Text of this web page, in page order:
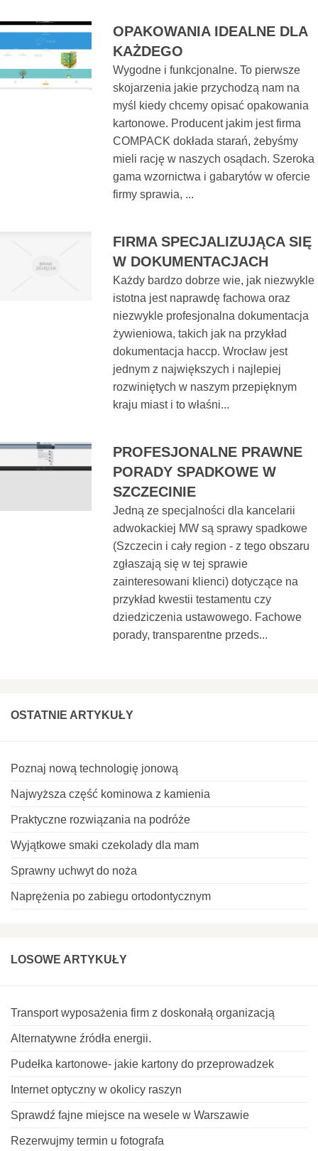
OPAKOWANIA IDEALNE DLA
KAŻDEGO
Wygodne i funkcjonalne. To pierwsze
skojarzenia jakie przychodzą nam na
myśl kiedy chcemy opisać opakowania
kartonowe. Producent jakim jest firma
COMPACK dokłada starań, żebyśmy
mieli rację w naszych osądach. Szeroka
gama wzornictwa i gabarytów w ofercie
firmy sprawia, ...
FIRMA SPECJALIZUJĄCA SIĘ
W DOKUMENTACJACH
Każdy bardzo dobrze wie, jak niezwykle
istotna jest naprawdę fachowa oraz
niezwykle profesjonalna dokumentacja
żywieniowa, takich jak na przykład
dokumentacja haccp. Wrocław jest
jednym z największych i najlepiej
rozwiniętych w naszym przepięknym
kraju miast i to właśni...
PROFESJONALNE PRAWNE
PORADY SPADKOWE W
SZCZECINIE
Jedną ze specjalności dla kancelarii
adwokackiej MW są sprawy spadkowe
(Szczecin i cały region - z tego obszaru
zgłaszają się w tej sprawie
zainteresowani klienci) dotyczące na
przykład kwestii testamentu czy
dziedziczenia ustawowego. Fachowe
porady, transparentne przeds...
OSTATNIE ARTYKUŁY
Poznaj nową technologię jonową
Najwyższa część kominowa z kamienia
Praktyczne rozwiązania na podróże
Wyjątkowe smaki czekolady dla mam
Sprawny uchwyt do noża
Naprężenia po zabiegu ortodontycznym
LOSOWE ARTYKUŁY
Transport wyposażenia firm z doskonałą organizacją
Alternatywne źródła energii.
Pudełka kartonowe- jakie kartony do przeprowadzek
Internet optyczny w okolicy raszyn
Sprawdź fajne miejsce na wesele w Warszawie
Rezerwujmy termin u fotografa